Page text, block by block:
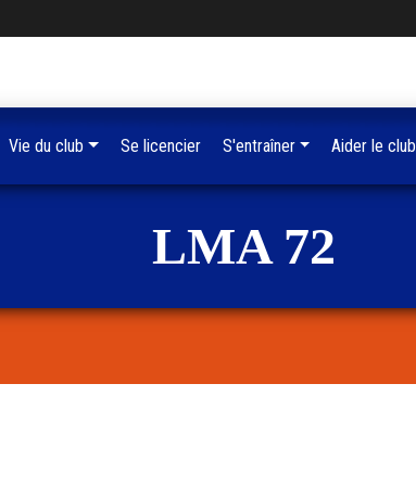
LMA 72
Vie du club Se licencier S'entraîner Aider le club